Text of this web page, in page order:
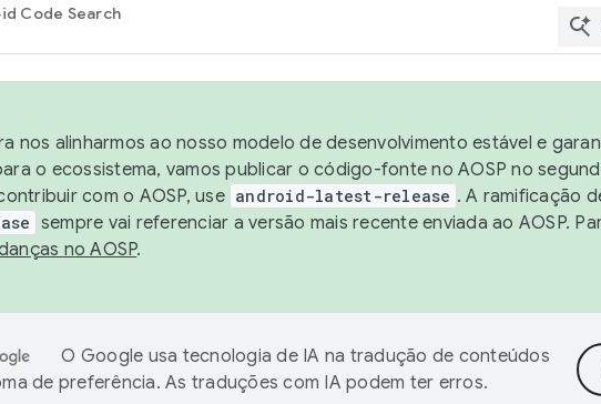
Code Search
nos alinharmos ao nosso modelo de desenvolvimento estável e
o ecossistema, vamos publicar o código-fonte no AOSP no
com o AOSP, use android-latest-release . A ramificação
sempre vai referenciar a versão mais recente enviada ao AOSP.
no AOSP.
O Google usa tecnologia de IA na tradução de conteúdos
de preferência. As traduções com IA podem ter erros.